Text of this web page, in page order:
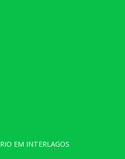
EM INTERLAGOS